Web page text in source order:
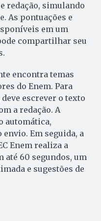
redação, simulando
As pontuações e
em um
compartilhar seu
encontra temas
do Enem. Para
escrever o texto
a redação. A
automática,
Em seguida, a
Enem realiza a
até 60 segundos, um
e sugestões de